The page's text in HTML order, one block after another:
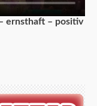
ernsthaft – positiv